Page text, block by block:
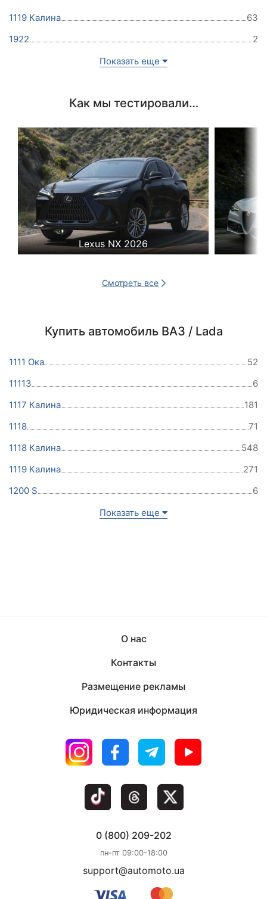
1119 Калина
63
1922
2
Показать еще
Как мы тестировали…
Lexus NX 2026
Смотреть все
Купить автомобиль ВАЗ / Lada
1111 Ока
52
11113
6
1117 Калина
181
1118
71
1118 Калина
548
1119 Калина
271
1200 S
6
Показать еще
О нас
Контакты
Размещение рекламы
Юридическая информация
0 (800) 209-202
пн-пт 09:00-18:00
support@automoto.ua